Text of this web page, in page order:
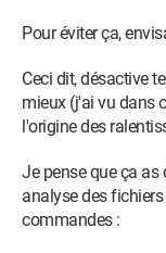
Pour éviter ça,
Ceci dit, désactive
mieux (j'ai vu dans
l'origine des
Je pense que ça as
analyse des
commandes :